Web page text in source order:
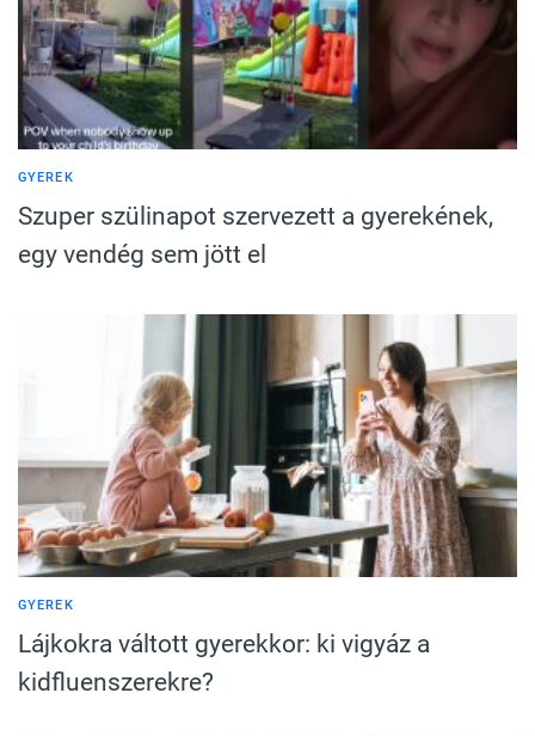
GYEREK
Szuper szülinapot szervezett a gyerekének,
egy vendég sem jött el
GYEREK
Lájkokra váltott gyerekkor: ki vigyáz a
kidfluenszerekre?